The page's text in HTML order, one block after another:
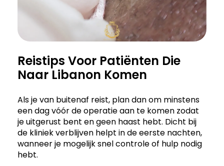
Reistips Voor Patiënten Die
Naar Libanon Komen
Als je van buitenaf reist, plan dan om minstens
een dag vóór de operatie aan te komen zodat
je uitgerust bent en geen haast hebt. Dicht bij
de kliniek verblijven helpt in de eerste nachten,
wanneer je mogelijk snel controle of hulp nodig
hebt.